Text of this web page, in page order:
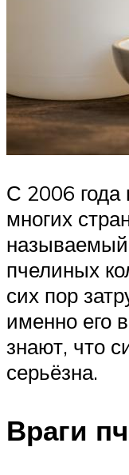
С 2006
многих
пчелиных
сих пор
именно его
знают, что
серьёзна.
Враги